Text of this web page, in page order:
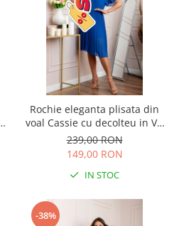
Rochie eleganta plisata din
voal Cassie cu decolteu in V -
Albastru regal
239,00 RON
149,00 RON
IN STOC
-38%